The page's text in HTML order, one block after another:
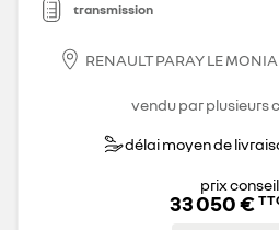
transmission
RENAULT PARAY LE
vendu par plusieurs
délai moyen de
prix
33 050 €